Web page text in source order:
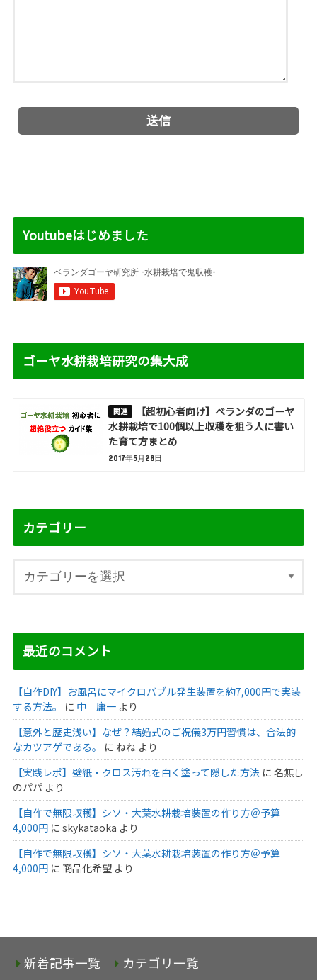
Youtubeはじめました
ゴーヤ水耕栽培研究の集大成
【超初心者向け】ベランダのゴーヤ
水耕栽培で100個以上収穫を狙う人に書い
た育て方まとめ
2017年5月28日
カテゴリー
最近のコメント
【自作DIY】お風呂にマイクロバブル発生装置を約7,000円で実装
する方法。
に 中 庸一より
【意外と歴史浅い】なぜ？結婚式のご祝儀3万円習慣は、合法的
なカツアゲである。
に ねねより
【実践レポ】壁紙・クロス汚れを白く塗って隠した方法 に 名無し
のパパより
【自作で無限収穫】シソ・大葉水耕栽培装置の作り方＠予算
4,000円に skykataoka より
【自作で無限収穫】シソ・大葉水耕栽培装置の作り方＠予算
4,000円に 商品化希望より
新着記事一覧 カテゴリ一覧